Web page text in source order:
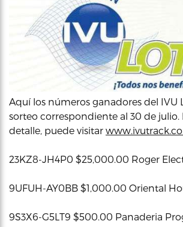
Aquí los números ganadores del IVU
sorteo correspondiente al 30 de julio.
detalle, puede visitar
23KZ8-JH4P0 $25,000.00 Roger
9UFUH-AY0BB $1,000.00 Oriental
9S3X6-G5LT9 $500.00 Panaderia